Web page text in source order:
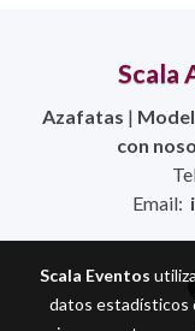
Scala
Azafatas |
con
Email:
Scala Eventos
datos estadísticos